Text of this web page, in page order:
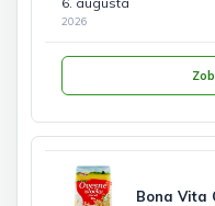
2026
Bona Vita